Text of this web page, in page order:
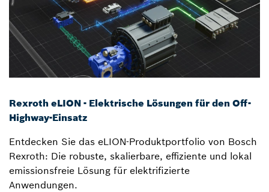
Rexroth eLION - Elektrische Lösungen für den Off-
Highway-Einsatz
Entdecken Sie das eLION-Produktportfolio von Bosch
Rexroth: Die robuste, skalierbare, effiziente und lokal
emissionsfreie Lösung für elektrifizierte
Anwendungen.